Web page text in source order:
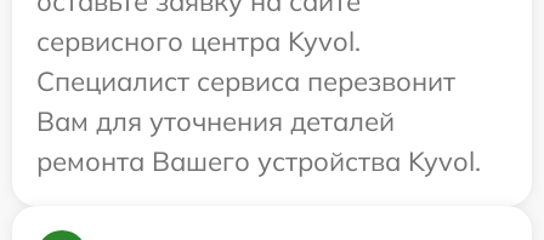
сервисного центра Kyvol.
Специалист сервиса перезвонит
Вам для уточнения деталей
ремонта Вашего устройства Kyvol.